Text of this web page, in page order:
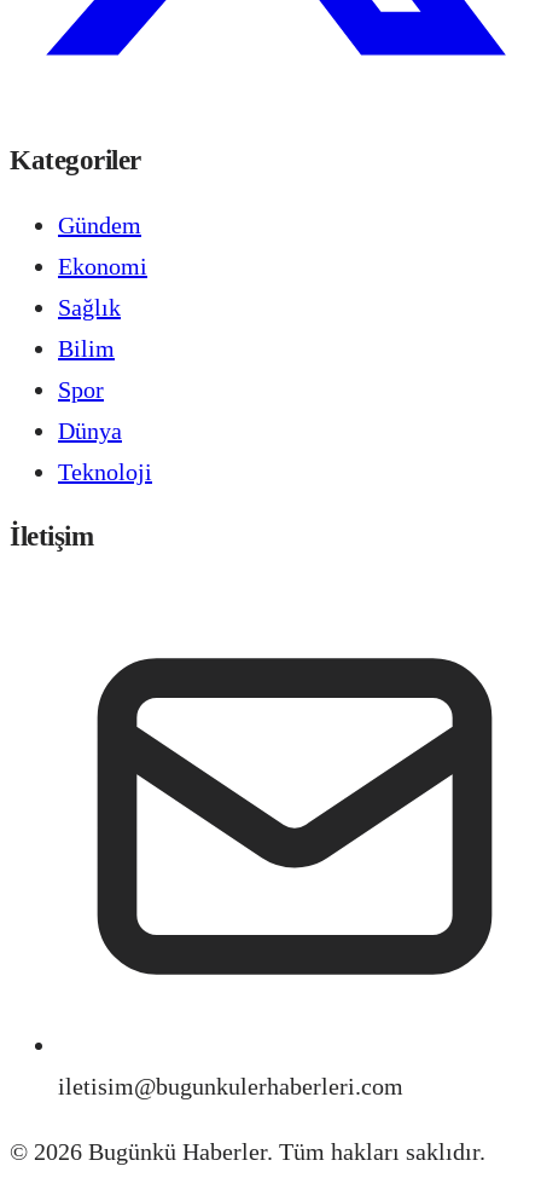
Kategoriler
Gündem
Ekonomi
Sağlık
Bilim
Spor
Dünya
Teknoloji
İletişim
iletisim@bugunkulerhaberleri.com
© 2026 Bugünkü Haberler. Tüm hakları saklıdır.